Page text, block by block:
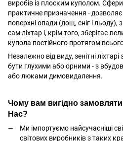
виробів із плоским куполом.
практичне призначення -
поверхні опади (дощ, сніг і
сам ліхтар і, крім того, зберігає
купола постійного протягом
Незалежно від виду, зенітні
бути глухими або орними - з
або люками димовидалення.
Чому вам вигідно замовляти
Нас?
Ми імпортуємо найсучасніші
світових виробників з таких